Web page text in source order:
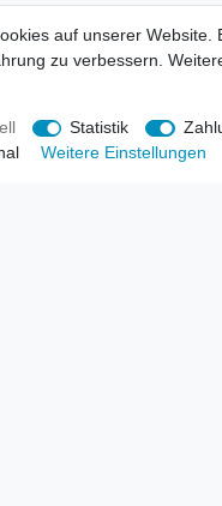
/ New Accounts
& Umweltbestimmungen
auf unserer
zu verbessern.
Statistik
Weitere Einstellungen